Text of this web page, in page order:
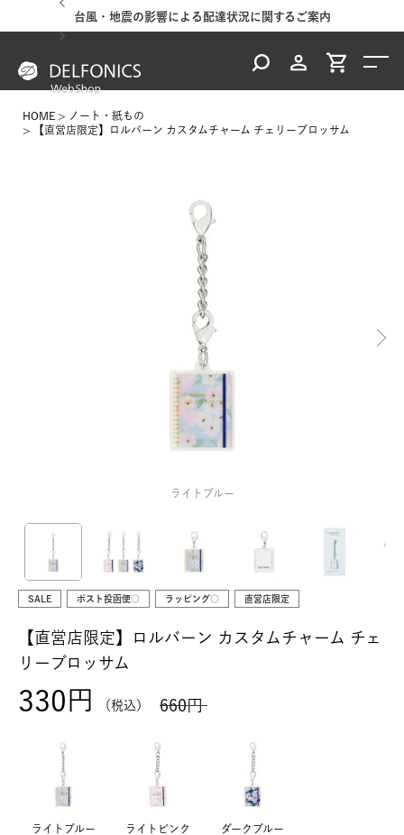
台風・地震の影響による配達状況に関するご案内
HOME
ノート・紙もの
【直営店限定】ロルバーン カスタムチャーム チェリーブロッサム
ライトブルー
SALE ポスト投函便○ ラッピング○ 直営店限定
【直営店限定】ロルバーン カスタムチャーム チェ
リーブロッサム
660
330 税込
ライトブルー ライトピンク ダークブルー